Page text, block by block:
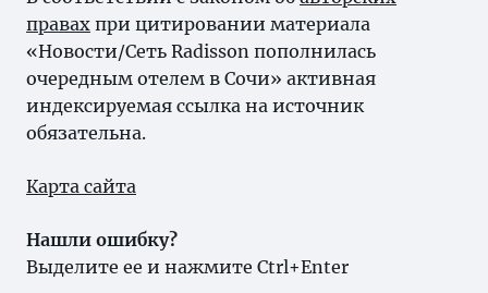
правах при цитировании материала
«Новости/Сеть Radisson пополнилась
очередным отелем в Сочи» активная
индексируемая ссылка на источник
обязательна.
Карта сайта
Нашли ошибку?
Выделите ее и нажмите Ctrl+Enter